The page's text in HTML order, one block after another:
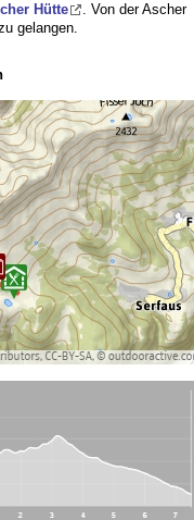
Hütte
. Von der Ascher
gelangen.